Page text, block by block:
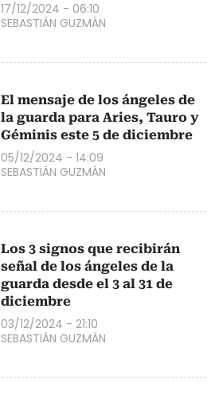
17/12/2024 - 06:10
SEBASTIÁN GUZMÁN
El mensaje de los ángeles de
la guarda para Aries, Tauro y
Géminis este 5 de diciembre
05/12/2024 - 14:09
SEBASTIÁN GUZMÁN
Los 3 signos que recibirán
señal de los ángeles de la
guarda desde el 3 al 31 de
diciembre
03/12/2024 - 21:10
SEBASTIÁN GUZMÁN